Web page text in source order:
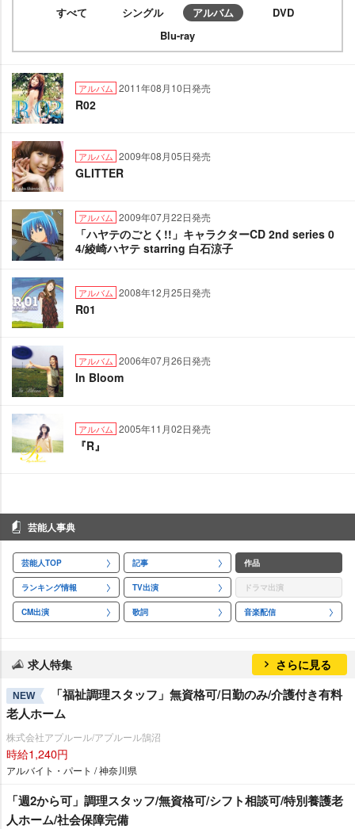
すべて シングル アルバム
DVD
Blu-ray
アルバム 2011年08月10日発売
R02
アルバム 2009年08月05日発売
GLITTER
アルバム 2009年07月22日発売
「ハヤテのごとく!!」キャラクターCD 2nd series 0
4/綾崎ハヤテ starring 白石涼子
アルバム 2008年12月25日発売
R01
アルバム 2006年07月26日発売
In Bloom
アルバム 2005年11月02日発売
『R』
芸能人事典
芸能人TOP 記事 作品
ランキング情報 TV出演 ドラマ出演
CM出演 歌詞 音楽配信
求人特集 さらに見る
NEW
「福祉調理スタッフ」無資格可/日勤のみ/介護付き有料
老人ホーム
株式会社アプルール/アプルール鵠沼
時給1,240円
アルバイト・パート / 神奈川県
「週2から可」調理スタッフ/無資格可/シフト相談可/特別養護老
人ホーム/社会保障完備